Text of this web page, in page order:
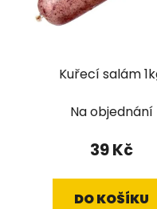
Kuřecí salám
Na objednání
39 Kč
DO KOŠÍKU